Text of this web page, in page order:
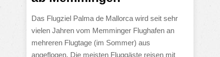
Das Flugziel Palma de Mallorca wird seit sehr
vielen Jahren vom Memminger Flughafen an
mehreren Flugtage (im Sommer) aus
angeflogen. Die meisten Fluggäste reisen mit